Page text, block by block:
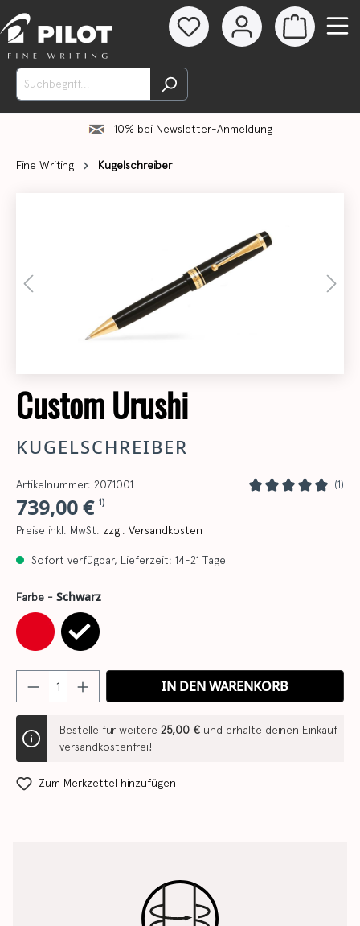
10% bei Newsletter-Anmeldung
Fine Writing Kugelschreiber
Custom Urushi
KUGELSCHREIBER
(1)
Artikelnummer: 2071001
739,00 € 1)
Preise inkl. MwSt. zzgl. Versandkosten
Sofort verfügbar, Lieferzeit: 14-21 Tage
Farbe - Schwarz
IN DEN WARENKORB
Bestelle für weitere 25,00 € und erhalte deinen Einkauf
versandkostenfrei!
Zum Merkzettel hinzufügen